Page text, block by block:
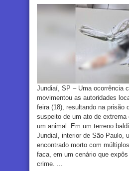
Jundiaí, SP – Uma ocorrência
movimentou as autoridades
feira (18), resultando na prisão
suspeito de um ato de extrema
um animal. Em um terreno
Jundiaí, interior de São Paulo,
encontrado morto com
faca, em um cenário que
crime. ...